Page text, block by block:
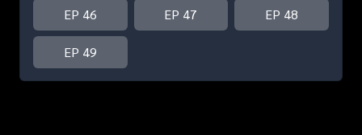
EP 46 EP 47 EP 48
EP 49